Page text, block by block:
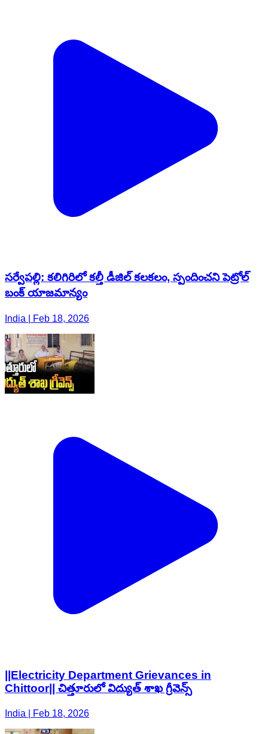
సర్వేపల్లి: కలిగిరిలో కల్తీ డీజిల్ కలకలం, స్పందించని పెట్రోల్
బంక్ యాజమాన్యం
India | Feb 18, 2026
||Electricity Department Grievances in
Chittoor|| చిత్తూరులో విద్యుత్ శాఖ గ్రీవెన్స్
India | Feb 18, 2026